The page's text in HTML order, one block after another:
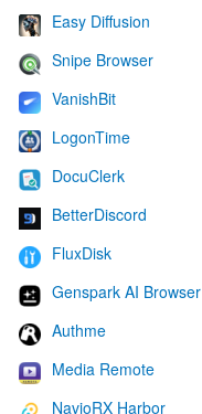
Easy Diffusion
Snipe Browser
VanishBit
LogonTime
DocuClerk
BetterDiscord
FluxDisk
Genspark AI Browser
Authme
Media Remote
NavioRX Harbor